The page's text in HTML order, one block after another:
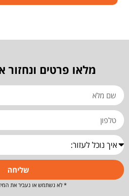
מלאו פרטים ונחזור
שליחה
* לא נשתמש או נעביר את